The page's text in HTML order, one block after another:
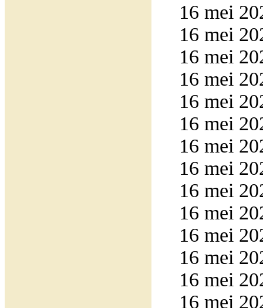
16 mei
16 mei
16 mei
16 mei
16 mei
16 mei
16 mei
16 mei
16 mei
16 mei
16 mei
16 mei
16 mei
16 mei